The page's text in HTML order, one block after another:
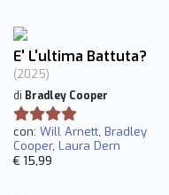
E' L'ultima Battuta?
(2025)
di Bradley Cooper
con: Will Arnett, Bradley
Cooper, Laura Dern
€ 15,99